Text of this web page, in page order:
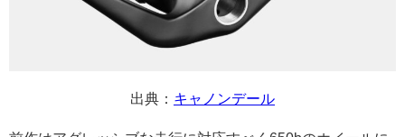
出典： キャノンデール